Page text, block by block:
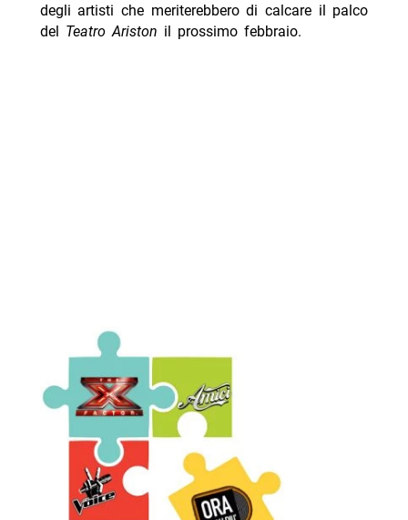
degli artisti che meriterebbero di calcare il palco
del Teatro Ariston il prossimo febbraio.